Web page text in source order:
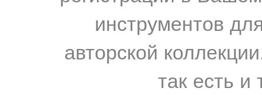
инструментов
авторской
так есть и